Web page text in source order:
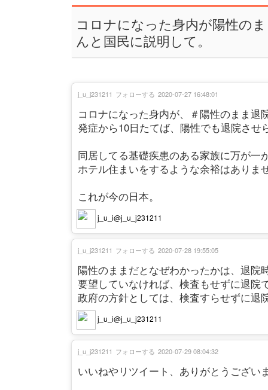
コロナになった身内が陽性の
んと国民に説明して。
コロナになった身内が、＃陽性のまま退
発症から10日たてば、陽性でも退院させ
同居してる基礎疾患のある家族に万が一
ホテル住まいをするような余裕はありませ
これが今の日本。
j_u_i@j_u_j231211
j_u_j231211 フォローする 2020-07-27 16:48:01
陽性のままだとなぜわかったかは、退院
要望していなければ、検査もせずに退院で
政府の方針としては、検査すらせずに退
j_u_i@j_u_j231211
j_u_j231211 フォローする 2020-07-28 19:55:05
いいねやリツイート、ありがとうございま
j_u_j231211 フォローする 2020-07-29 08:04:32